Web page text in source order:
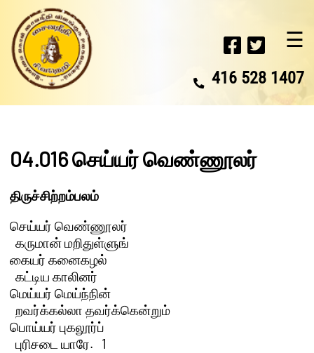
☰
416 528 1407
04.016 செய்யர் வெண்ணூலர்
திருச்சிற்றம்பலம்
செய்யர் வெண்ணூலர்
  கருமான் மறிதுள்ளுங்
கையர் கனைகழல்
  கட்டிய காலினர்
மெய்யர் மெய்ந்நின்
  றவர்க்கல்லா தவர்க்கென்றும்
பொய்யர் புகலூர்ப்
  புரிசடை யாரே.   1